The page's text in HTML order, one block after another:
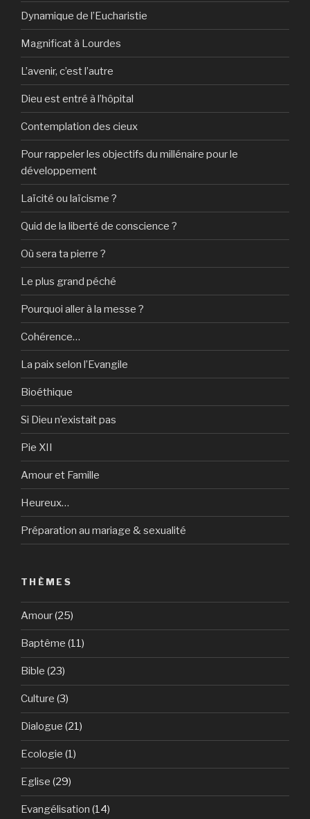
Dynamique de l’Eucharistie
Magnificat à Lourdes
L’avenir, c’est l’autre
Dieu est entré à l’hôpital
Contemplation des cieux
Pour rappeler les objectifs du millénaire pour le
développement
Laïcité ou laïcisme ?
Quid de la liberté de conscience ?
Où sera ta pierre ?
Le plus grand péché
Pourquoi aller à la messe ?
Cohérence…
La paix selon l’Evangile
Bioéthique
Si Dieu n’existait pas
Pie XII
Amour et Famille
Heureux…
Préparation au mariage & sexualité
THÈMES
Amour(25)
Baptême (11)
Bible (23)
Culture (3)
Dialogue (21)
Ecologie (1)
Eglise (29)
Evangélisation (14)